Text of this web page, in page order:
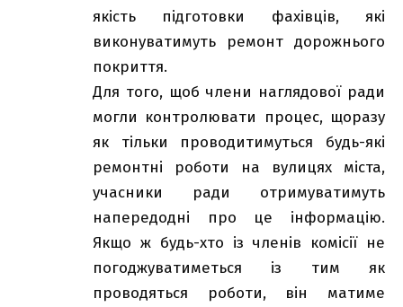
якість підготовки фахівців, які
виконуватимуть ремонт дорожнього
покриття.
Для того, щоб члени наглядової ради
могли контролювати процес, щоразу
як тільки проводитимуться будь-які
ремонтні роботи на вулицях міста,
учасники ради отримуватимуть
напередодні про це інформацію.
Якщо ж будь-хто із членів комісії не
погоджуватиметься із тим як
проводяться роботи, він матиме